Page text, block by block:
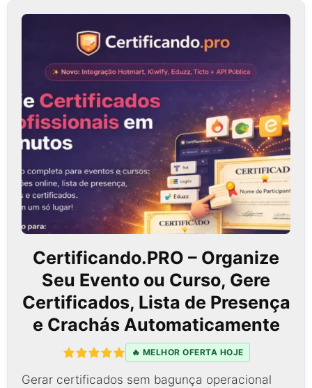
Certificando.PRO – Organize
Seu Evento ou Curso, Gere
Certificados, Lista de Presença
e Crachás Automaticamente
🔥 MELHOR OFERTA HOJE
Gerar certificados sem bagunça operacional